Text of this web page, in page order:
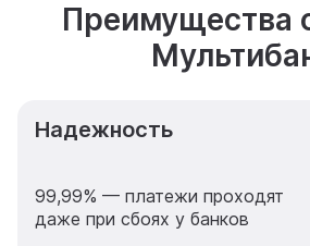
Преимущества
Надежность
99,99% — платежи проходят
даже при сбоях у банков